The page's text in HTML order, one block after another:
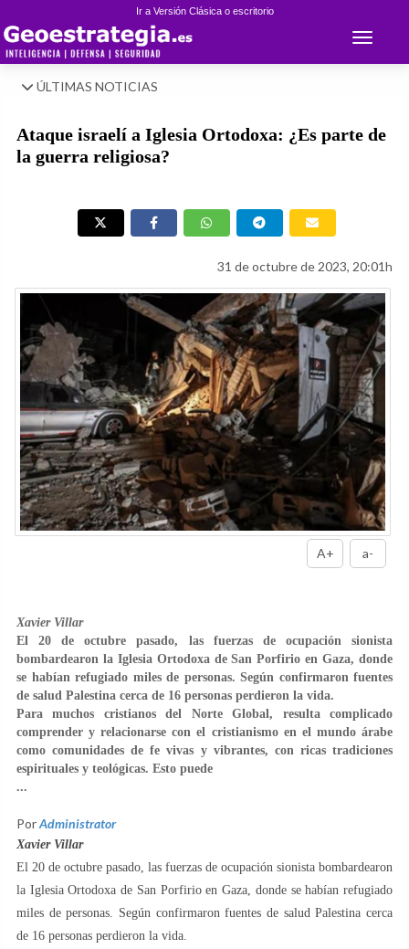
Ir a Versión Clásica o escritorio
Toggle
ÚLTIMAS NOTICIAS
Ataque israelí a Iglesia Ortodoxa: ¿Es parte de
la guerra religiosa?
31 de octubre de 2023, 20:01h
A+ a-
Xavier Villar
El 20 de octubre pasado, las fuerzas de ocupación sionista
bombardearon la Iglesia Ortodoxa de San Porfirio en Gaza, donde
se habían refugiado miles de personas. Según confirmaron fuentes
de salud Palestina cerca de 16 personas perdieron la vida.
Para muchos cristianos del Norte Global, resulta complicado
comprender y relacionarse con el cristianismo en el mundo árabe
como comunidades de fe vivas y vibrantes, con ricas tradiciones
espirituales y teológicas. Esto puede
...
PorAdministrator
Xavier Villar
El 20 de octubre pasado, las fuerzas de ocupación sionista bombardearon
la Iglesia Ortodoxa de San Porfirio en Gaza, donde se habían refugiado
miles de personas. Según confirmaron fuentes de salud Palestina cerca
de 16 personas perdieron la vida.